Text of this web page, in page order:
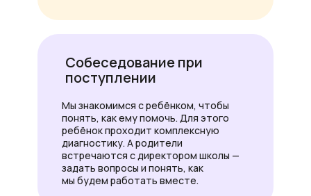
Собеседование при
поступлении
Мы знакомимся с ребёнком, чтобы
понять, как ему помочь. Для этого
ребёнок проходит комплексную
диагностику. А родители
встречаются с директором школы —
задать вопросы и понять, как
мы будем работать вместе.